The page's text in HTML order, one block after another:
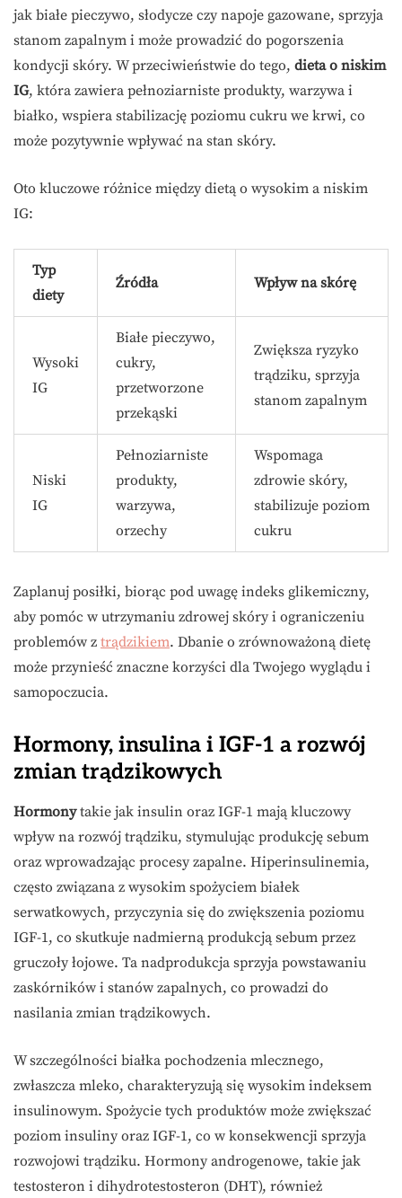
jak białe pieczywo, słodycze czy napoje gazowane, sprzyja
stanom zapalnym i może prowadzić do pogorszenia
kondycji skóry. W przeciwieństwie do tego, dieta o niskim
IG, która zawiera pełnoziarniste produkty, warzywa i
białko, wspiera stabilizację poziomu cukru we krwi, co
może pozytywnie wpływać na stan skóry.
Oto kluczowe różnice między dietą o wysokim a niskim
IG:
Typ
diety
Źródła Wpływ na skórę
Wysoki
IG
Białe pieczywo,
cukry,
przetworzone
przekąski
Zwiększa ryzyko
trądziku, sprzyja
stanom zapalnym
Niski
IG
Pełnoziarniste
produkty,
warzywa,
orzechy
Wspomaga
zdrowie skóry,
stabilizuje poziom
cukru
Zaplanuj posiłki, biorąc pod uwagę indeks glikemiczny,
aby pomóc w utrzymaniu zdrowej skóry i ograniczeniu
problemów z trądzikiem. Dbanie o zrównoważoną dietę
może przynieść znaczne korzyści dla Twojego wyglądu i
samopoczucia.
Hormony, insulina i IGF-1 a rozwój
zmian trądzikowych
Hormonytakie jak insulin oraz IGF-1 mają kluczowy
wpływ na rozwój trądziku, stymulując produkcję sebum
oraz wprowadzając procesy zapalne. Hiperinsulinemia,
często związana z wysokim spożyciem białek
serwatkowych, przyczynia się do zwiększenia poziomu
IGF-1, co skutkuje nadmierną produkcją sebum przez
gruczoły łojowe. Ta nadprodukcja sprzyja powstawaniu
zaskórników i stanów zapalnych, co prowadzi do
nasilania zmian trądzikowych.
W szczególności białka pochodzenia mlecznego,
zwłaszcza mleko, charakteryzują się wysokim indeksem
insulinowym. Spożycie tych produktów może zwiększać
poziom insuliny oraz IGF-1, co w konsekwencji sprzyja
rozwojowi trądziku. Hormony androgenowe, takie jak
testosteron i dihydrotestosteron (DHT), również